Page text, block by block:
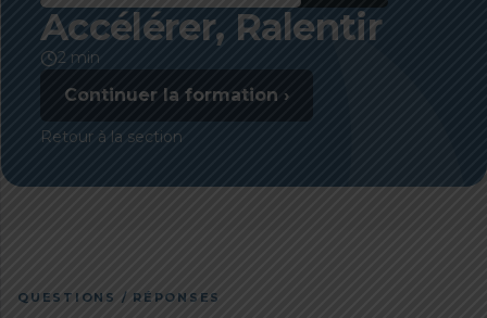
Accélérer, Ralentir
2 min
Continuer la formation ›
Retour à la section
QUESTIONS / RÉPONSES